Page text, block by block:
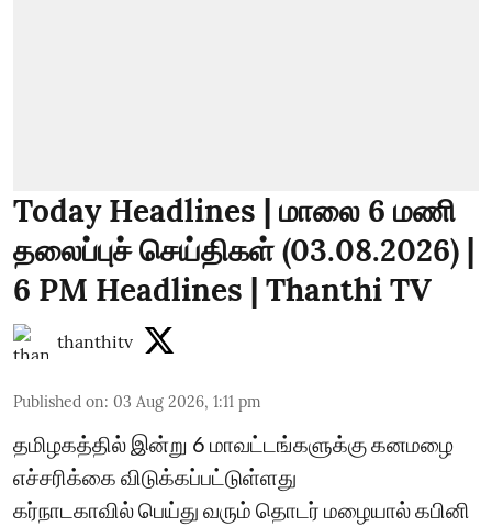
Today Headlines | மாலை 6 மணி
தலைப்புச் செய்திகள் (03.08.2026) |
6 PM Headlines | Thanthi TV
thanthitv
Published on: 03 Aug 2026, 1:11 pm
தமிழகத்தில் இன்று 6 மாவட்டங்களுக்கு கனமழை
எச்சரிக்கை விடுக்கப்பட்டுள்ளது
கர்நாடகாவில் பெய்து வரும் தொடர் மழையால் கபினி